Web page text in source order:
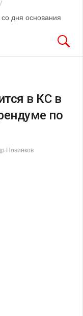
дня основания
в КС в
по
Новинков